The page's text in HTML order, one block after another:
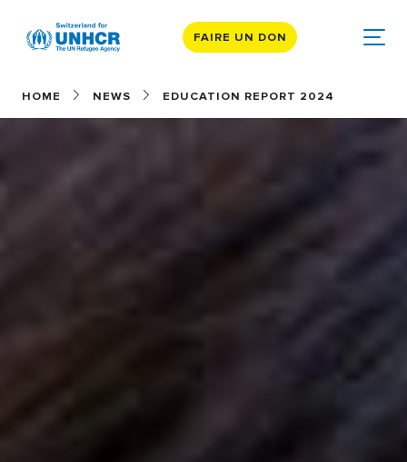
FAIRE UN DON
HOME NEWS EDUCATION REPORT 2024